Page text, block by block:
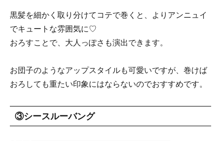
黒髪を細かく取り分けてコテで巻くと、よりアンニュイ
でキュートな雰囲気に♡
おろすことで、大人っぽさも演出できます。
お団子のようなアップスタイルも可愛いですが、巻けば
おろしても重たい印象にはならないのでおすすめです。
③シースルーバング